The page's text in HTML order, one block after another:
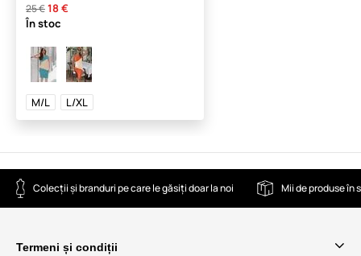
25 €18 €
În stoc
M/L L/XL
Colecții și branduri pe care le găsiți doar la noi Mii de produse în
Termeni și condiții